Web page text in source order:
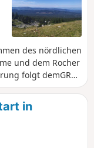
des nördlichen
und dem Rocher
folgt demGR®
de Carette, dann
wenig
Region
in